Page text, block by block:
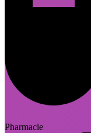
Pharmacie